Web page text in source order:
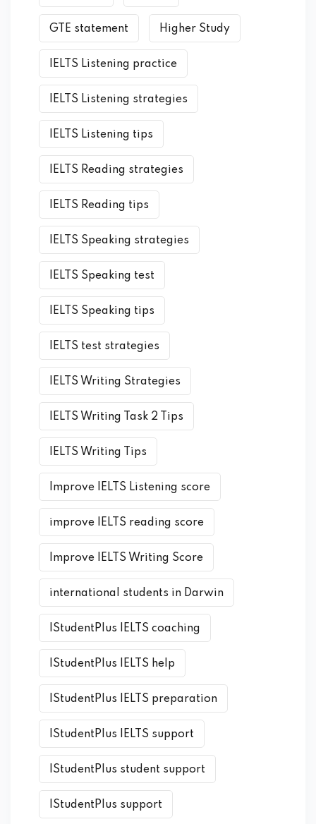
GTE statement Higher Study
IELTS Listening practice
IELTS Listening strategies
IELTS Listening tips
IELTS Reading strategies
IELTS Reading tips
IELTS Speaking strategies
IELTS Speaking test
IELTS Speaking tips
IELTS test strategies
IELTS Writing Strategies
IELTS Writing Task 2 Tips
IELTS Writing Tips
Improve IELTS Listening score
improve IELTS reading score
Improve IELTS Writing Score
international students in Darwin
IStudentPlus IELTS coaching
IStudentPlus IELTS help
IStudentPlus IELTS preparation
IStudentPlus IELTS support
IStudentPlus student support
IStudentPlus support